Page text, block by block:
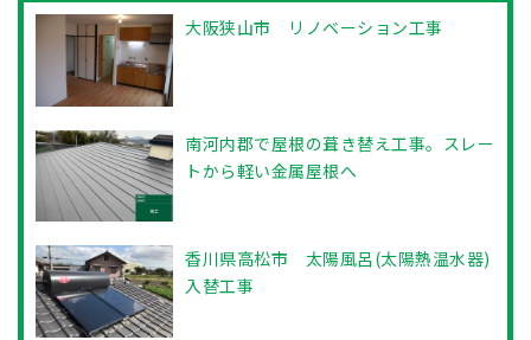
大阪狭山市 リノベーション工事
南河内郡で屋根の葺き替え工事。スレー
トから軽い金属屋根へ
香川県高松市 太陽風呂(太陽熱温水器)
入替工事